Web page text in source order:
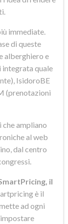
immediate.
di queste
alberghiero e
quale
IsidoroBE
(prenotazioni
che ampliano
al web
dal centro
il
è il
ad ogni